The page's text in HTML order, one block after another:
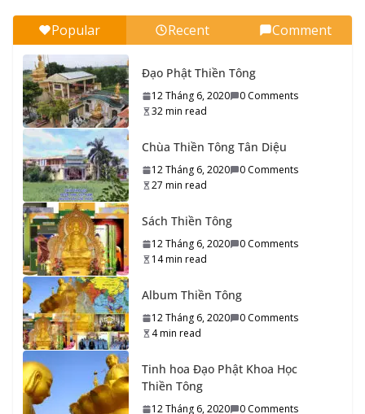
33_Tổ sư Thiền Tông đời Thứ ba mươi ba
10 Tháng 9, 2020 0 Comments 26 min read
32_Tổ sư Thiền Tông đời Thứ ba mươi hai
10 Tháng 9, 2020
31_Tổ sư Thiền Tông đời Thứ ba mươi mốt
10 Tháng 9, 2020
30_Tổ sư Thiền Tông đời Thứ ba mươi
10 Tháng 9, 2020 0 Comments
29_Tổ sư Thiền Tông đời Thứ hai mươi chín
10 Tháng 9, 2020 0 Comments
28_Tổ sư Thiền Tông đời Thứ hai mươi tám
10 Tháng 9, 2020 0 Comments 25 min read
Popular Recent Comment
Đạo Phật Thiền Tông
12 Tháng 6, 2020
0 Comments
32 min read
Chùa Thiền Tông Tân Diệu
12 Tháng 6, 2020
0 Comments
27 min read
Sách Thiền Tông
12 Tháng 6, 2020
0 Comments
14 min read
Album Thiền Tông
12 Tháng 6, 2020
0 Comments
4 min read
Tinh hoa Đạo Phật Khoa Học
Thiền Tông
12 Tháng 6, 2020
0 Comments